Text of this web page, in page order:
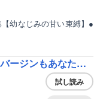
幼なじみの甘い束縛】●
白衣を脱いだら肉食系？ ～セカンドバージンもあなたと～ 【かきおろし漫画付】
試し読み